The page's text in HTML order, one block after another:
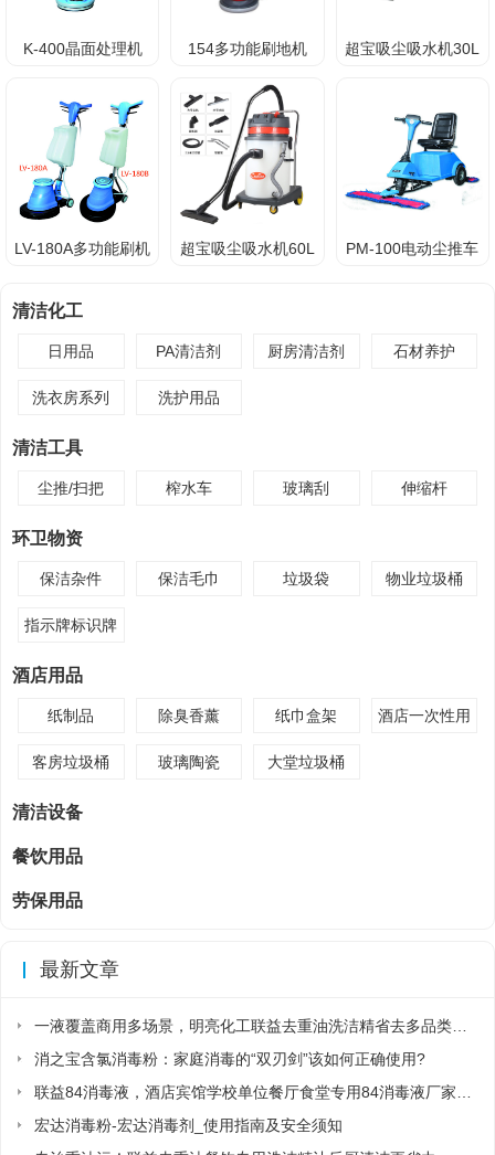
K-400晶面处理机
154多功能刷地机
A005
超宝吸尘吸水机30L
LV-180A多功能刷机 超宝吸尘吸水机60L PM-100电动尘推车
清洁化工
日用品 PA清洁剂 厨房清洁剂 石材养护
洗衣房系列 洗护用品
清洁工具
尘推/扫把 榨水车 玻璃刮 伸缩杆
环卫物资
保洁杂件 保洁毛巾 垃圾袋 物业垃圾桶
指示牌标识牌
酒店用品
纸制品 除臭香薰 纸巾盒架
酒店一次性用
客房垃圾桶 玻璃陶瓷 大堂垃圾桶
清洁设备
餐饮用品
劳保用品
最新文章
消之宝含氯消毒粉：家庭消毒的“双刃剑”该如何正确使用?
宏达消毒粉-宏达消毒剂_使用指南及安全须知